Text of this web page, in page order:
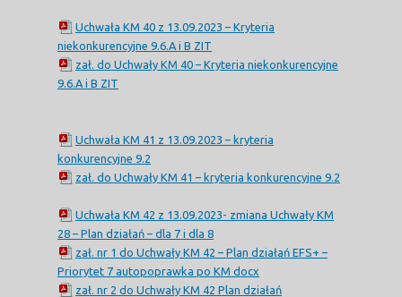
Uchwała KM 40 z 13.09.2023 – Kryteria
niekonkurencyjne 9.6.A i B ZIT
zał. do Uchwały KM 40 – Kryteria niekonkurencyjne
9.6.A i B ZIT
Uchwała KM 41 z 13.09.2023 – kryteria
konkurencyjne 9.2
zał. do Uchwały KM 41 – kryteria konkurencyjne 9.2
Uchwała KM 42 z 13.09.2023- zmiana Uchwały KM
28 – Plan działań – dla 7 i dla 8
zał. nr 1 do Uchwały KM 42 – Plan działań EFS+ –
Priorytet 7 autopoprawka po KM docx
zał. nr 2 do Uchwały KM 42 Plan działań